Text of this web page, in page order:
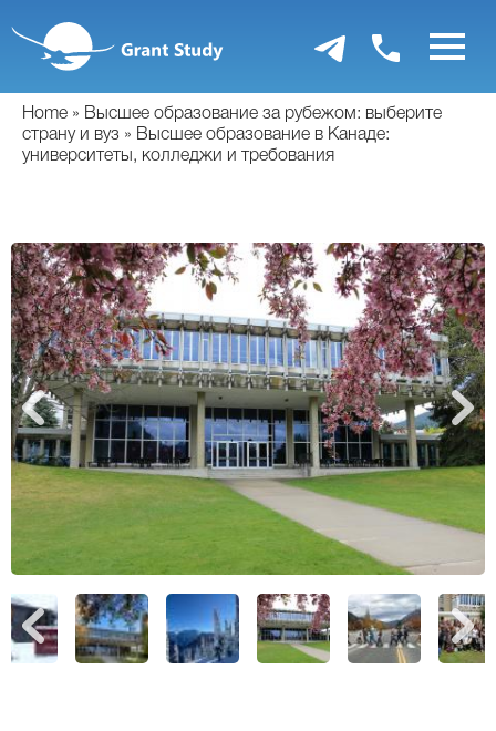
основному
содержанию
Home
Высшее образование за рубежом: выберите
страну и вуз
Высшее образование в Канаде:
университеты, колледжи и требования